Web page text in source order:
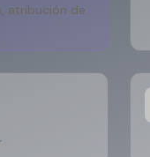
atribución de